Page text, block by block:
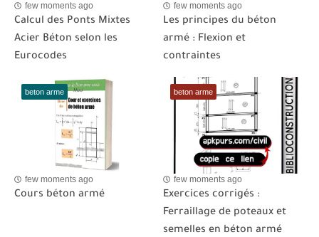
few moments ago
Calcul des Ponts Mixtes
Acier Béton selon les
Eurocodes
few moments ago
Les principes du béton
armé : Flexion et
contraintes
beton arme
few moments ago
Cours béton armé
beton arme
few moments ago
Exercices corrigés :
Ferraillage de poteaux et
semelles en béton armé